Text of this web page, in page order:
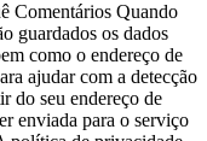
Comentários Quando
guardados os dados
como o endereço de
ajudar com a detecção
do seu endereço de
enviada para o serviço